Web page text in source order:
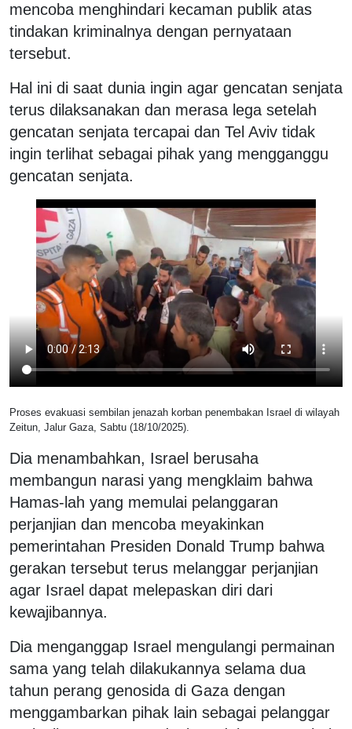
mencoba menghindari kecaman publik atas
tindakan kriminalnya dengan pernyataan
tersebut.
Hal ini di saat dunia ingin agar gencatan senjata
terus dilaksanakan dan merasa lega setelah
gencatan senjata tercapai dan Tel Aviv tidak
ingin terlihat sebagai pihak yang mengganggu
gencatan senjata.
Proses evakuasi sembilan jenazah korban penembakan Israel di wilayah
Zeitun, Jalur Gaza, Sabtu (18/10/2025).
Dia menambahkan, Israel berusaha
membangun narasi yang mengklaim bahwa
Hamas-lah yang memulai pelanggaran
perjanjian dan mencoba meyakinkan
pemerintahan Presiden Donald Trump bahwa
gerakan tersebut terus melanggar perjanjian
agar Israel dapat melepaskan diri dari
kewajibannya.
Dia menganggap Israel mengulangi permainan
sama yang telah dilakukannya selama dua
tahun perang genosida di Gaza dengan
menggambarkan pihak lain sebagai pelanggar